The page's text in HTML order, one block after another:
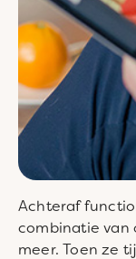
Achteraf
combinatie van
meer. Toen ze